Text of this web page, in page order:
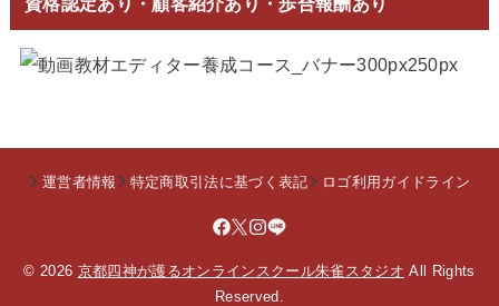
運営者情報 特定商取引法に基づく表記 ロゴ利用ガイドライン
© 2026 京都四神が護るオンラインスクール朱雀スタジオ All Rights
Reserved.